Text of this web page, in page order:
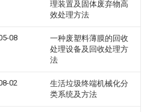
理装置及固体废弃物高
效处理方法
08
一种废塑料薄膜的回收
处理设备及回收处理方
法
02
生活垃圾终端机械化分
类系统及方法